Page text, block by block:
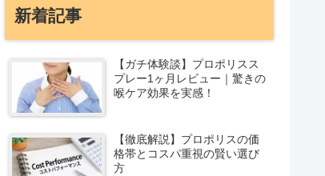
新着記事
【ガチ体験談】プロポリスス
プレー1ヶ月レビュー｜驚きの
喉ケア効果を実感！
【徹底解説】プロポリスの価
格帯とコスパ重視の賢い選び
方